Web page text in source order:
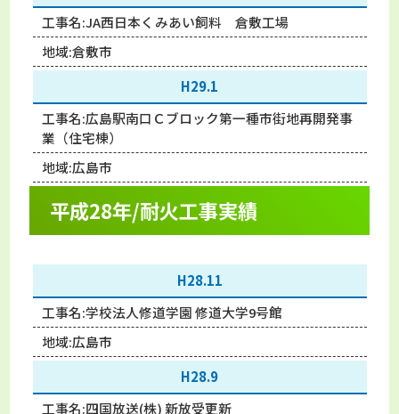
工事名:JA西日本くみあい飼料 倉敷工場
地域:倉敷市
H29.1
工事名:広島駅南口Ｃブロック第一種市街地再開発事
業（住宅棟）
地域:広島市
平成28年/耐火工事実績
H28.11
工事名:学校法人修道学園 修道大学9号館
地域:広島市
H28.9
工事名:四国放送(株) 新放受更新